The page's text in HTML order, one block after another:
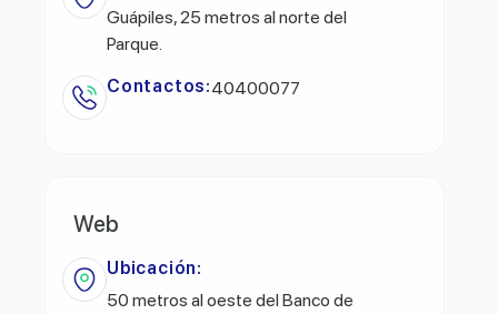
Guápiles, 25 metros al norte del
Parque.
Contactos:40400077
Web
Ubicación:
50 metros al oeste del Banco de